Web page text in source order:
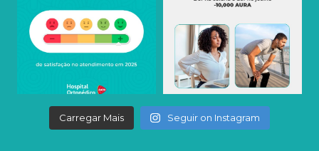
Carregar Mais Seguir on Instagram